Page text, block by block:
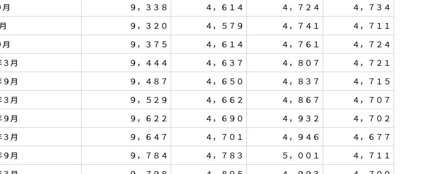
９，３３８ ４，６１４ ４，７２４
４，７３４
９，３２０ ４，５７９ ４，７４１
４，７１１
９，３７５ ４，６１４ ４，７６１
４，７２４
月
９，４４４ ４，６３７ ４，８０７
４，７２１
月
９，４８７ ４，６５０ ４，８３７
４，７１５
月
９，５２９ ４，６６２ ４，８６７
４，７０７
月
９，６２２ ４，６９０ ４，９３２
４，７０２
月
９，６４７ ４，７０１ ４，９４６
４，６７７
月
９，７８４ ４，７８３ ５，００１
４，７１１